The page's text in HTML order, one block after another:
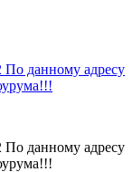
данному адресу
данному адресу